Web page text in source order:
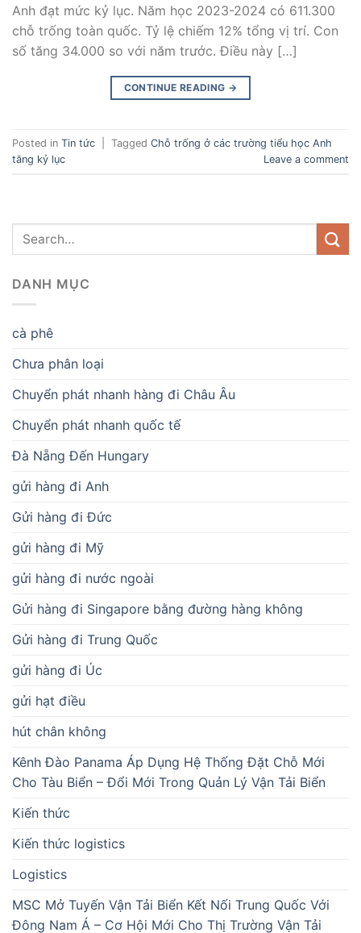
Anh đạt mức kỷ lục. Năm học 2023-2024 có 611.300
chỗ trống toàn quốc. Tỷ lệ chiếm 12% tổng vị trí. Con
số tăng 34.000 so với năm trước. Điều này […]
CONTINUE READING →
Posted in Tin tức Tagged Chỗ trống ở các trường tiểu học Anh
tăng kỷ lục
Leave a comment
DANH MỤC
cà phê
Chưa phân loại
Chuyển phát nhanh hàng đi Châu Âu
Chuyển phát nhanh quốc tế
Đà Nẵng Đến Hungary
gửi hàng đi Anh
Gửi hàng đi Đức
gửi hàng đi Mỹ
gửi hàng đi nước ngoài
Gửi hàng đi Singapore bằng đường hàng không
Gửi hàng đi Trung Quốc
gửi hàng đi Úc
gửi hạt điều
hút chân không
Kênh Đào Panama Áp Dụng Hệ Thống Đặt Chỗ Mới
Cho Tàu Biển – Đổi Mới Trong Quản Lý Vận Tải Biển
Kiến thức
Kiến thức logistics
Logistics
MSC Mở Tuyến Vận Tải Biển Kết Nối Trung Quốc Với
Đông Nam Á – Cơ Hội Mới Cho Thị Trường Vận Tải